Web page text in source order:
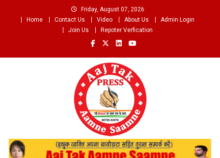
Friday, August 07, 2026
Home
Contact Us Video About Us
Admin Login
Join Us
Repoter Verfication
Aaj Tak Aamne Saamne.com